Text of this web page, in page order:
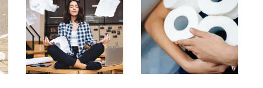
LES + LUS ARTICLES